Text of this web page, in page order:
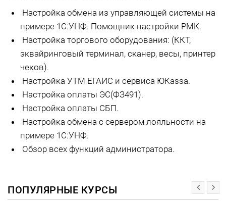
Настройка обмена из управляющей системы на
примере 1С:УНФ. Помощник настройки РМК.
Настройка торгового оборудования: (ККТ,
эквайринговый терминал, сканер, весы, принтер
чеков).
Настройка УТМ ЕГАИС и сервиса ЮКаssа.
Настройка оплаты ЭС(ФЗ491).
Настройка оплаты СБП.
Настройка обмена с сервером лояльности на
примере 1С:УНФ.
Обзор всех функций администратора.
ПОПУЛЯРНЫЕ КУРСЫ